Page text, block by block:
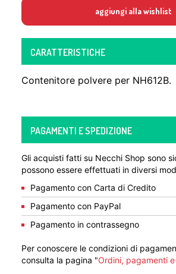
aggiungi alla wishlist
CARATTERISTICHE
Contenitore polvere per NH612B.
PAGAMENTI E SPEDIZIONE
Gli acquisti fatti su Necchi Shop sono
possono essere effettuati in diversi
Pagamento con Carta di Credito
Pagamento con PayPal
Pagamento in contrassegno
Per conoscere le condizioni di
consulta la pagina "Ordini, pagamenti